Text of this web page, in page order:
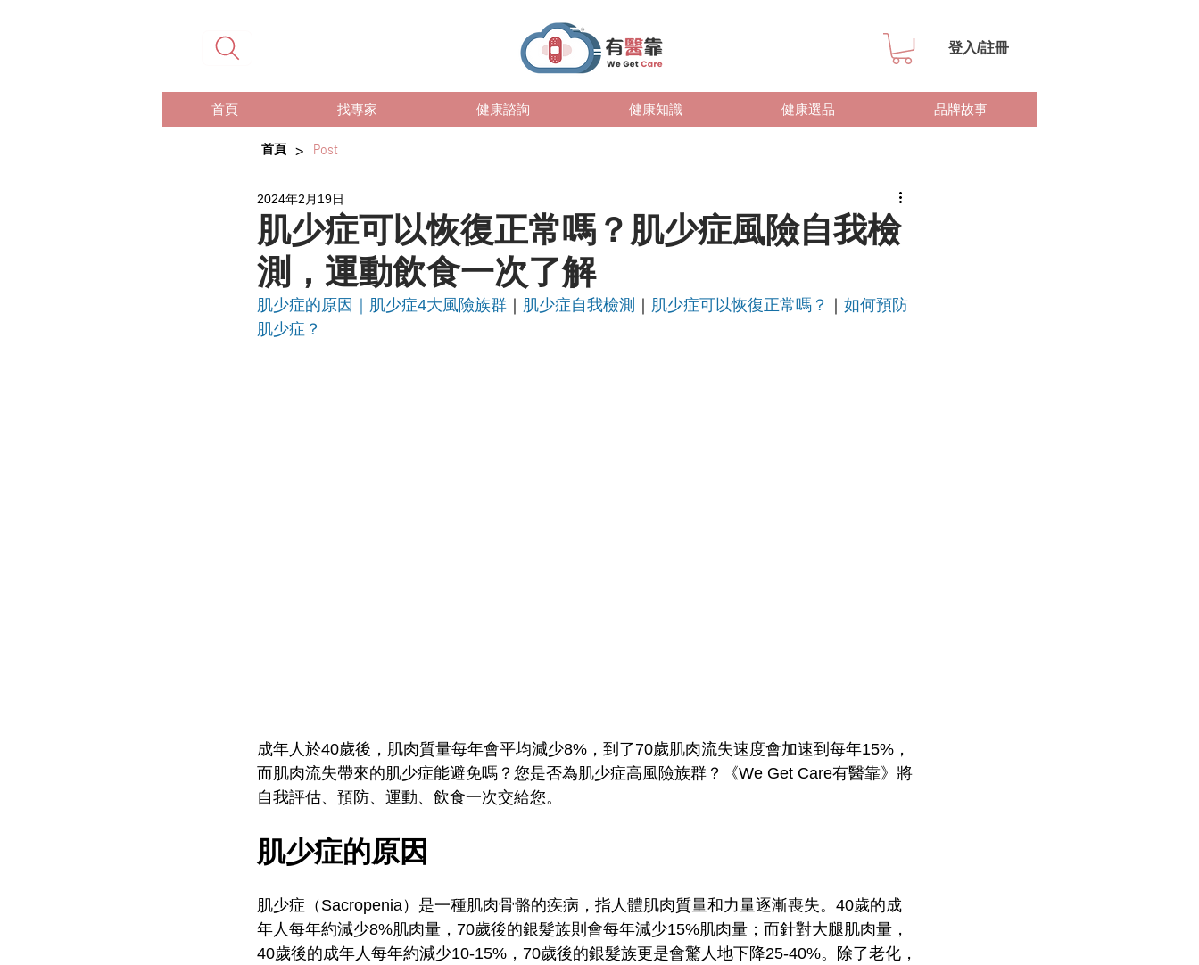
登入/註冊
首頁 找專家 健康諮詢 健康知識 健康選品 品牌故事
首頁 > Post
肌少症可以恢復正常嗎？肌少症風險自我檢
測，運動飲食一次了解
2024年2月19日
肌少症的原因 肌少症4大風險族群 肌少症自我檢測 肌少症可以恢復正常嗎？
如何預防
肌少症？
成年人於40歲後，肌肉質量每年會平均減少8%，到了70歲肌肉流失速度會加速到每年15%，
而肌肉流失帶來的肌少症能避免嗎？您是否為肌少症高風險族群？《We Get Care有醫靠》將
自我評估、預防、運動、飲食一次交給您。
肌少症的原因
肌少症（Sacropenia）是一種肌肉骨骼的疾病，指人體肌肉質量和力量逐漸喪失。40歲的成
年人每年約減少8%肌肉量，70歲後的銀髮族則會每年減少15%肌肉量；而針對大腿肌肉量，
40歲後的成年人每年約減少10-15%，70歲後的銀髮族更是會驚人地下降25-40%。除了老化，